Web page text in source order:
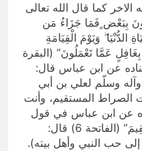
كما قال الله تعالى
بِبَعْض ٍفَمَا جَزَاءُ مَن
وَيَوْمَ الْقِيَامَةِ
عَمَّا تَعْمَلُونَ” (البقرة
عن ابن عباس قال:
وسلّم لعلي بن أبي
الصراط المستقيم، وأنت
عن ابن عباس في قول
الله تعالى: “اهدِنَا الصِّرَاطَ المُستَقِيمَ” (الفاتحة 6) قال:
إلى حب النبي وأهل بيته).